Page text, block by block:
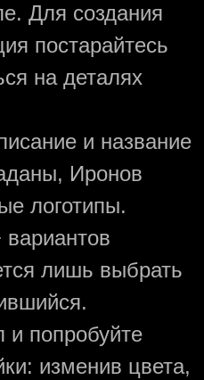
Для создания
постарайтесь
на деталях
и название
Иронов
логотипы.
лишь выбрать
и попробуйте
изменив цвета,